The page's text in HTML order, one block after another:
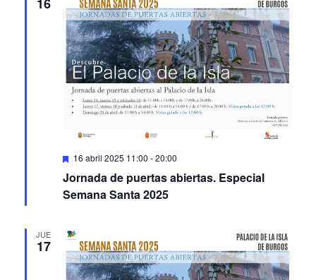
Featured
16 abril 2025 11:00-20:00
Jornada de puertas abiertas. Especial
Semana Santa 2025